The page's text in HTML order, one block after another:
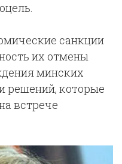
санкции
их отмены
минских
решений, которые
встрече